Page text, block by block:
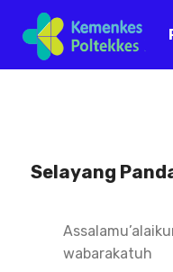
Selayang
wabarakatuh